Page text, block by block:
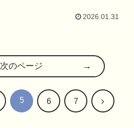
2026.01.31
次のページ
5 6 7 次